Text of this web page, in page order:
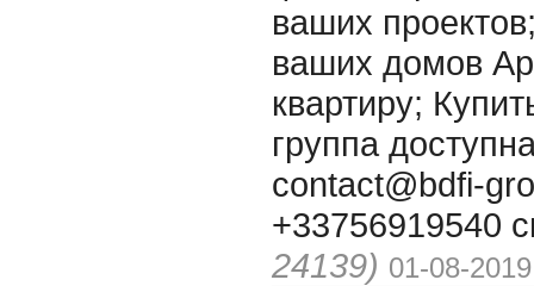
ваших
ваших домов
квартиру;
группа
contact@bdfi-
+33756919540
24139) 01-08-2019